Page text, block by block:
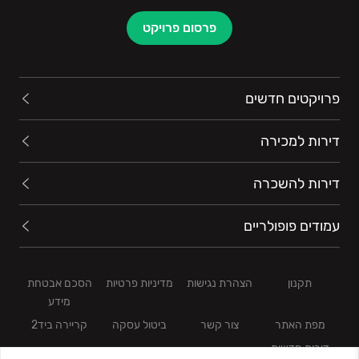
פרסום פרויקט
פרויקטים חדשים
דירות למכירה
דירות להשכרה
עמודים פופולריים
תקנון הצהרת נגישות מדיניות פרטיות
הסכם אבטחת
מידע
מפת האתר
צור קשר ביטול עסקה
קריירה ביד2
דירות חדשות